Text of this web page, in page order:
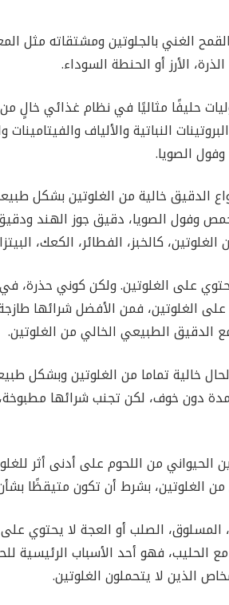
الغني بالجلوتين ومشتقاته مثل
الأرز أو الحنطة السوداء.
حليفًا مثاليًا في نظام غذائي خالٍ من
النباتية والألياف
وفول الصويا.
الدقيق خالية من الغلوتين بشكل
وفول الصويا، دقيق جوز الهند
كالخبز، الفطائر، الكعك،
على الغلوتين. ولكن كوني حذرة،
على الغلوتين، فمن الأفضل شرائها
الدقيق الطبيعي الخالي من الغلوتين.
خالية تماما من الغلوتين وبشكل
دون خوف، لكن تجنب شرائها
الحيواني من اللحوم على أدنى أثر
الغلوتين، بشرط أن تكون متيقظًا
المسلوق، الصلب أو العجة لا يحتوي على
الحليب، فهو أحد الأسباب الرئيسية
الذين لا يتحملون الغلوتين.